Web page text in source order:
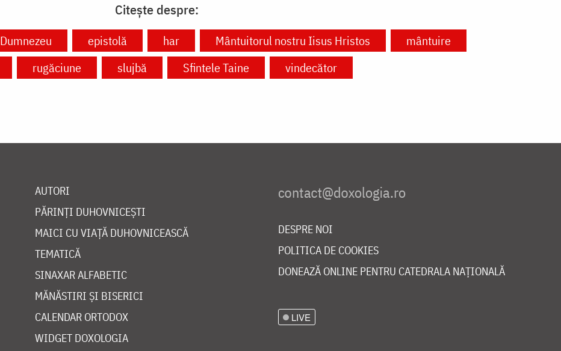
Citește despre:
Dumnezeu epistolă har Mântuitorul nostru Iisus Hristos
mântuire
rugăciune slujbă Sfintele Taine vindecător
AUTORI
PĂRINȚI DUHOVNICEȘTI
MAICI CU VIAȚĂ DUHOVNICEASCĂ
TEMATICĂ
SINAXAR ALFABETIC
MĂNĂSTIRI ȘI BISERICI
CALENDAR ORTODOX
WIDGET DOXOLOGIA
DESPRE NOI
POLITICA DE COOKIES
DONEAZĂ ONLINE PENTRU CATEDRALA NAȚIONALĂ
LIVE